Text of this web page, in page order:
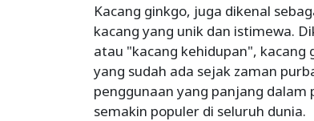
Kacang ginkgo, juga dikenal
kacang yang unik dan istimewa.
atau "kacang kehidupan", kacang
yang sudah ada sejak zaman
penggunaan yang panjang
semakin populer di seluruh dunia.